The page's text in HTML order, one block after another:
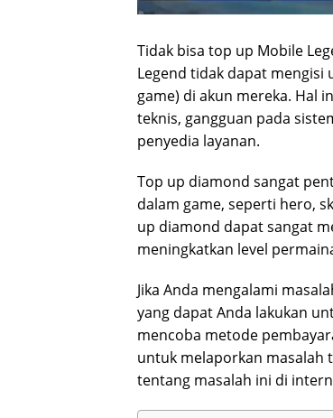
Tidak bisa top up Mobile
Legend tidak dapat
game) di akun mereka. Hal
teknis, gangguan pada
penyedia layanan.
Top up diamond sangat
dalam game, seperti hero,
up diamond dapat sangat
meningkatkan level
Jika Anda mengalami
yang dapat Anda lakukan
mencoba metode
untuk melaporkan masalah
tentang masalah ini di